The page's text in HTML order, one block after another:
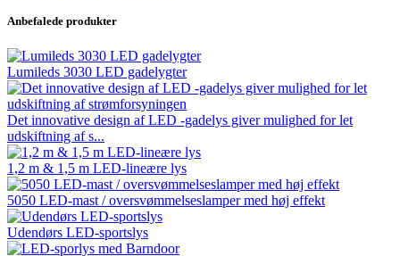
Anbefalede produkter
Lumileds 3030 LED gadelygter
Det innovative design af LED -gadelys giver mulighed for let
udskiftning af s...
1,2 m & 1,5 m LED-lineære lys
5050 LED-mast / oversvømmelseslamper med høj effekt
Udendørs LED-sportslys